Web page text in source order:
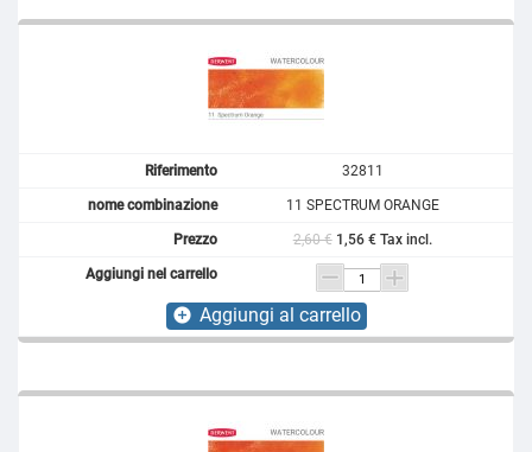
32811
11 SPECTRUM ORANGE
2,60 € 1,56 € Tax incl.
add_circle Aggiungi al carrello